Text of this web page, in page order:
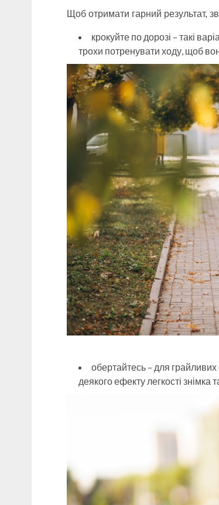
Щоб отримати гарний результат,
крокуйте по дорозі – такі
трохи потренувати ходу, щоб
обертайтесь – для
деякого ефекту легкості